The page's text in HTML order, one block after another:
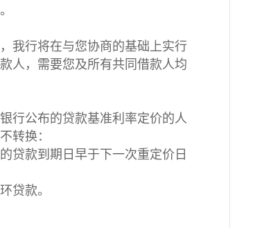
我行将在与您协商的基础上实行
人，需要您及所有共同借款人均
行公布的贷款基准利率定价的人
转换：
贷款到期日早于下一次重定价日
贷款。